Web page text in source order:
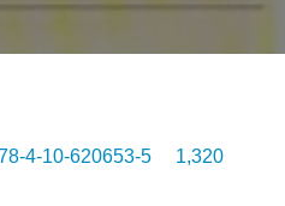
4-10-620653-5 1,320